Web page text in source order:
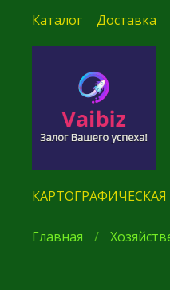
Каталог Доставка
Главная